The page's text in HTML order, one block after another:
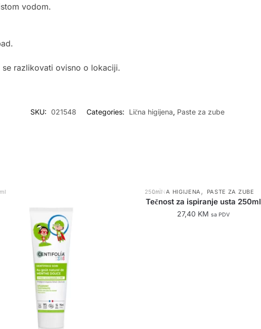
vodom.
razlikovati ovisno o lokaciji.
SKU: 021548 Categories: Lična higijena, Paste za zube
250mlLIČNA HIGIJENA , PASTE ZA ZUBE
Tečnost za ispiranje usta 250ml
27,40 KM sa PDV